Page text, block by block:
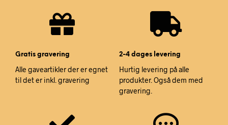
Gratis gravering
Alle gaveartikler der er egnet
til det er inkl. gravering
2-4 dages levering
Hurtig levering på alle
produkter. Også dem med
gravering.